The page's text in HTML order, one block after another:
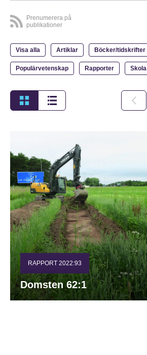
Prenumerera på
publikationer
Visa alla Artiklar Böcker/tidskrifter
Populärvetenskap Rapporter Skola
RAPPORT 2022:93
Domsten 62:1